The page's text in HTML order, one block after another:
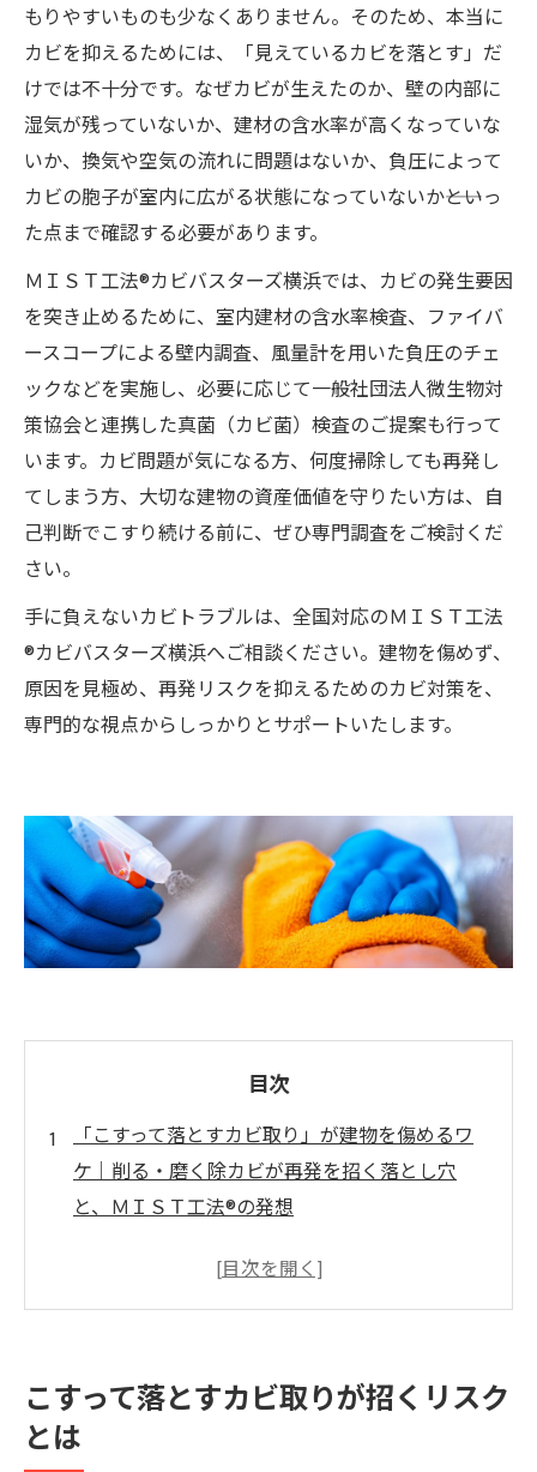
もりやすいものも少なくありません。そのため、本当に
カビを抑えるためには、「見えているカビを落とす」だ
けでは不十分です。なぜカビが生えたのか、壁の内部に
湿気が残っていないか、建材の含水率が高くなっていな
いか、換気や空気の流れに問題はないか、負圧によって
カビの胞子が室内に広がる状態になっていないか――といっ
た点まで確認する必要があります。
ＭＩＳＴ工法®カビバスターズ横浜では、カビの発生要因
を突き止めるために、室内建材の含水率検査、ファイバ
ースコープによる壁内調査、風量計を用いた負圧のチェ
ックなどを実施し、必要に応じて一般社団法人微生物対
策協会と連携した真菌（カビ菌）検査のご提案も行って
います。カビ問題が気になる方、何度掃除しても再発し
てしまう方、大切な建物の資産価値を守りたい方は、自
己判断でこすり続ける前に、ぜひ専門調査をご検討くだ
さい。
手に負えないカビトラブルは、全国対応のＭＩＳＴ工法
®カビバスターズ横浜へご相談ください。建物を傷めず、
原因を見極め、再発リスクを抑えるためのカビ対策を、
専門的な視点からしっかりとサポートいたします。
目次
「こすって落とすカビ取り」が建物を傷めるワ
ケ｜削る・磨く除カビが再発を招く落とし穴
と、ＭＩＳＴ工法®の発想
カビを止めるカギは「原因を突き止めること」
数値と現場調査でカビの「本当の原因」を見極
こすって落とすカビ取りが招くリスク
とは